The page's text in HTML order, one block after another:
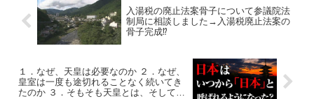
入湯税の廃止法案骨子について参議院法
制局に相談しました→入湯税廃止法案の
骨子完成⁉
１．なぜ、天皇は必要なのか ２．なぜ、
皇室は一度も途切れることなく続いてき
たのか ３．そもそも天皇とは、そして皇